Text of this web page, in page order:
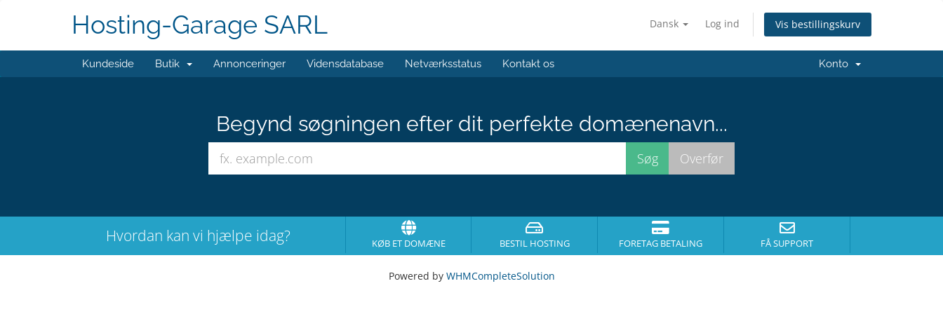
Dansk Log ind Vis bestillingskurv
Hosting-Garage SARL
Kundeside Butik Annonceringer Vidensdatabase Netværksstatus Kontakt os Konto
Begynd søgningen efter dit perfekte domænenavn...
Hvordan kan vi hjælpe idag? KØB ET DOMÆNE BESTIL HOSTING FORETAG BETALING FÅ SUPPORT
Powered by WHMCompleteSolution